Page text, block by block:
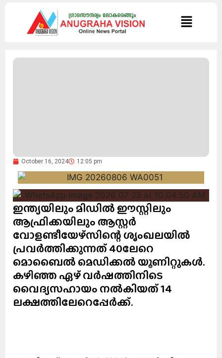
October 16, 2024 12:05 pm
ഇന്ത്യയിലും മിഡിൽ ഈസ്റ്റിലും
ആഫ്രിക്കയിലും ആസ്റ്റർ
വോളണ്ടീയേഴ്സിന്റെ ശൃംഖലയിൽ
പ്രവർത്തിക്കുന്നത് 40ലേറെ
മൊബൈൽ മെഡിക്കൽ യൂണിറ്റുകൾ.
കഴിഞ്ഞ ഏഴ് വർഷത്തിനിടെ
വൈദ്യസഹായം നൽകിയത് 14
ലക്ഷത്തിലേറെപ്പേർക്ക്.